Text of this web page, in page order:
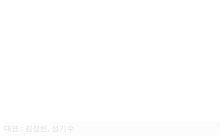
대표 : 김정빈, 성기수